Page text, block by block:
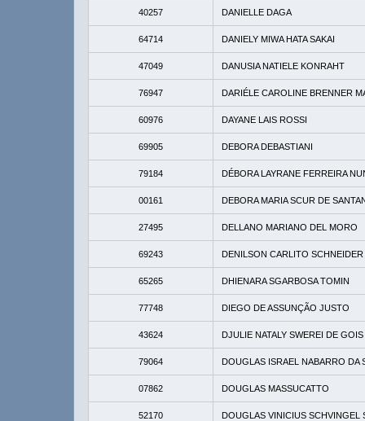
40257 DANIELLE DAGA
64714 DANIELY MIWA HATA SAKAI
47049 DANUSIA NATIELE KONRAHT
76947 DARIÉLE CAROLINE BRENNER
60976 DAYANE LAIS ROSSI
69905 DEBORA DEBASTIANI
79184 DÉBORA LAYRANE FERREIRA
00161 DEBORA MARIA SCUR DE
27495 DELLANO MARIANO DEL MORO
69243 DENILSON CARLITO SCHNEIDER
65265 DHIENARA SGARBOSA TOMIN
77748 DIEGO DE ASSUNÇÃO JUSTO
43624 DJULIE NATALY SWEREI DE GOIS
79064 DOUGLAS ISRAEL NABARRO DA
07862 DOUGLAS MASSUCATTO
52170 DOUGLAS VINICIUS SCHVINGEL